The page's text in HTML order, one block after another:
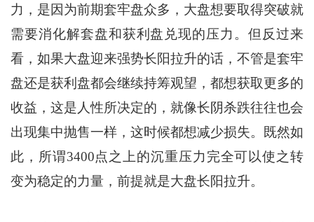
力，是因为前期套牢盘众多，大盘想要取得突破就
需要消化解套盘和获利盘兑现的压力。但反过来
看，如果大盘迎来强势长阳拉升的话，不管是套牢
盘还是获利盘都会继续持筹观望，都想获取更多的
收益，这是人性所决定的，就像长阴杀跌往往也会
出现集中抛售一样，这时候都想减少损失。既然如
此，所谓3400点之上的沉重压力完全可以使之转
变为稳定的力量，前提就是大盘长阳拉升。